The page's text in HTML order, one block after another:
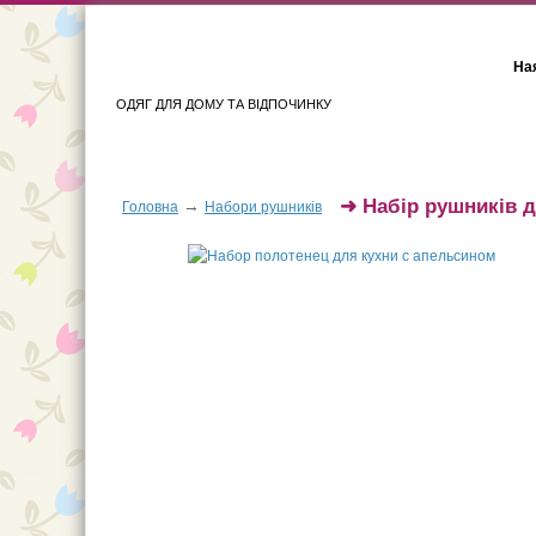
ОДЯГ ДЛЯ ДОМУ ТА ВІДПОЧИНКУ
Головна → Набори рушників ➜ Набір рушників